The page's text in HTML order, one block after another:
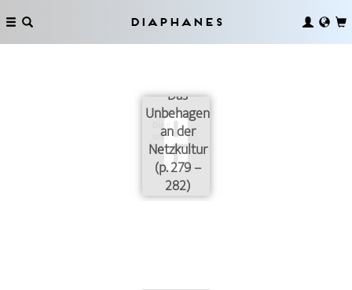
Diaphanes
Das
Unbehagen
an der
Netzkultur
(p. 279 –
282)